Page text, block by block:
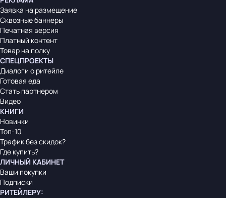
Заявка на размещение
Сквозные баннеры
Печатная версия
Платный контент
Товар на полку
СПЕЦПРОЕКТЫ
Диалоги о ритейле
Готовая еда
Стать партнером
Видео
КНИГИ
Новинки
Топ-10
Трафик без скидок?
Где купить?
ЛИЧНЫЙ КАБИНЕТ
Ваши покупки
Подписки
РИТЕЙЛЕРУ: